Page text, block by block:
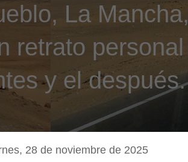
La
retrato
y el después.
28 de noviembre de 2025